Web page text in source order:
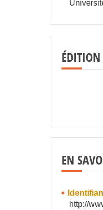
ÉDITION
EN
http://